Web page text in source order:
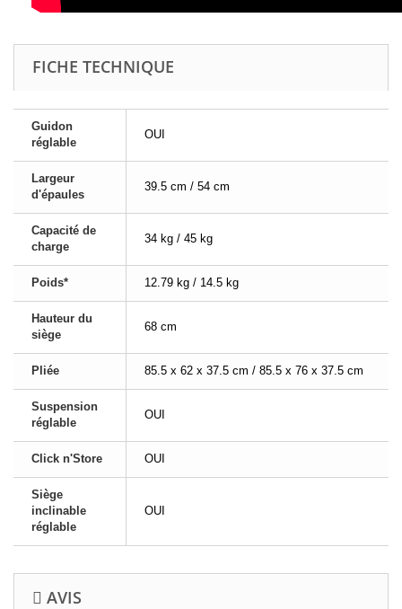
FICHE TECHNIQUE
Guidon
réglable
OUI
Largeur
d'épaules
39.5 cm / 54 cm
Capacité de
charge
34 kg / 45 kg
Poids* 12.79 kg / 14.5 kg
Hauteur du
siège
68 cm
Pliée 85.5 x 62 x 37.5 cm / 85.5 x 76 x 37.5 cm
Suspension
réglable
OUI
Click n'Store OUI
Siège
inclinable
réglable
OUI
AVIS